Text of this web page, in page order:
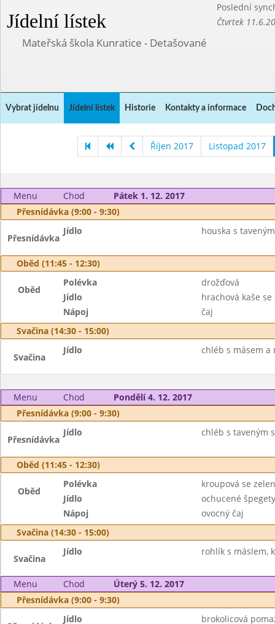
Jídelní lístek
Poslední
Čtvrtek
Mateřská škola Kunratice - Detašované
Vybrat jídelnu Jídelní lístek Historie Kontakty a informace
Říjen 2017 Listopad 2017
Menu Chod
Pátek 1. 12. 2017
Přesnídávka (9:00 - 9:30)
Přesnídávka
Jídlo houska s
Oběd (11:45 - 12:30)
Oběd
Polévka
drožďová
Jídlo
hrachová kaše
Nápoj
čaj
Svačina (14:30 - 15:00)
Svačina
Jídlo chléb s másem a
Menu Chod
Pondělí 4. 12. 2017
Přesnídávka (9:00 - 9:30)
Přesnídávka
Jídlo chléb s taveným
Oběd (11:45 - 12:30)
Oběd
Polévka
kroupová se
Jídlo
ochucené
Nápoj
ovocný čaj
Svačina (14:30 - 15:00)
Svačina
Jídlo rohlík s máslem,
Menu Chod
Úterý 5. 12. 2017
Přesnídávka (9:00 - 9:30)
Jídlo brokolicová